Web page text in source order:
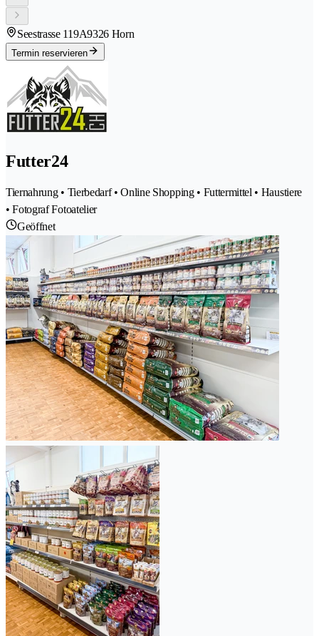
Seestrasse 119A9326 Horn
Termin reservieren
Futter24
Tiernahrung • Tierbedarf • Online Shopping • Futtermittel • Haustiere
• Fotograf Fotoatelier
Geöffnet